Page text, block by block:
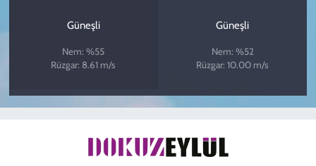
Güneşli
Nem: %55
Rüzgar: 8.61 m/s
Güneşli
Nem: %52
Rüzgar: 10.00 m/s